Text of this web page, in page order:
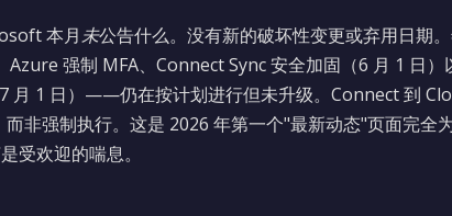
本月未公告什么。没有新的破坏性变更或弃用日
Azure 强制 MFA、Connect Sync 安全加固（6 月 1 日
月 1 日）——仍在按计划进行但未升级。Connect 到
而非强制执行。这是 2026 年第一个"最新动态"页面完
受欢迎的喘息。